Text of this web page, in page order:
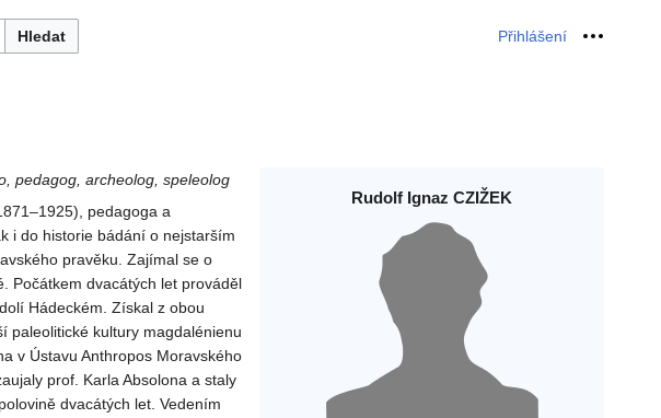
Hledat Přihlášení Osobní
Rudolf Ignaz CZIŽEK
pedagog, archeolog, speleolog
pedagoga a
i do historie bádání o nejstarším
pravěku. Zajímal se o
Počátkem dvacátých let prováděl
Hádeckém. Získal z obou
paleolitické kultury magdalénienu
v Ústavu Anthropos Moravského
prof. Karla Absolona a staly
dvacátých let. Vedením